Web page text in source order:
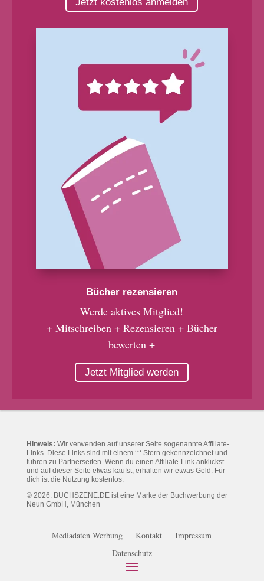
Jetzt kostenlos anmelden
Bücher rezensieren
Werde aktives Mitglied!
+ Mitschreiben + Rezensieren + Bücher
bewerten +
Jetzt Mitglied werden
Hinweis: Wir verwenden auf unserer Seite sogenannte Affiliate-
Links. Diese Links sind mit einem ‘*‘ Stern gekennzeichnet und
führen zu Partnerseiten. Wenn du einen Affiliate-Link anklickst
und auf dieser Seite etwas kaufst, erhalten wir etwas Geld. Für
dich ist die Nutzung kostenlos.
© 2026. BUCHSZENE.DE ist eine Marke der Buchwerbung der
Neun GmbH, München
Mediadaten Werbung Kontakt
Impressum
Datenschutz